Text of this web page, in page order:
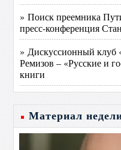
» Поиск преемника
пресс-конференция
» Дискуссионный клуб
Ремизов – «Русские и
книги
Материал